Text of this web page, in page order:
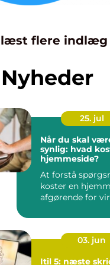
læst flere indlæg
25. jul
Når du skal
synlig: hvad
hjemmeside?
At forstå
koster en
afgørende for
03. jun
Itil 5: næste